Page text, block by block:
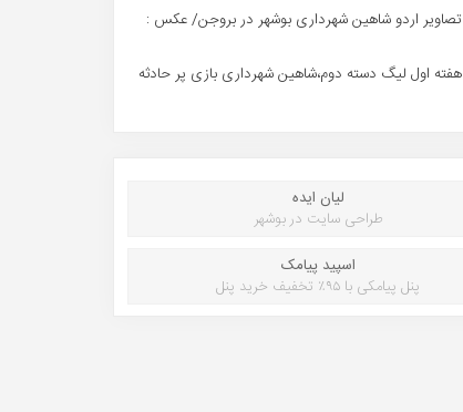
تصاویر اردو شاهین شهرداری بوشهر در بروجن/ عکس :
هفته اول لیگ دسته دوم،شاهین شهرداری بازی پر حادثه
لیان ایده
طراحی سایت در بوشهر
اسپید پیامک
پنل پیامکی با ۹۵٪ تخفیف خرید پنل